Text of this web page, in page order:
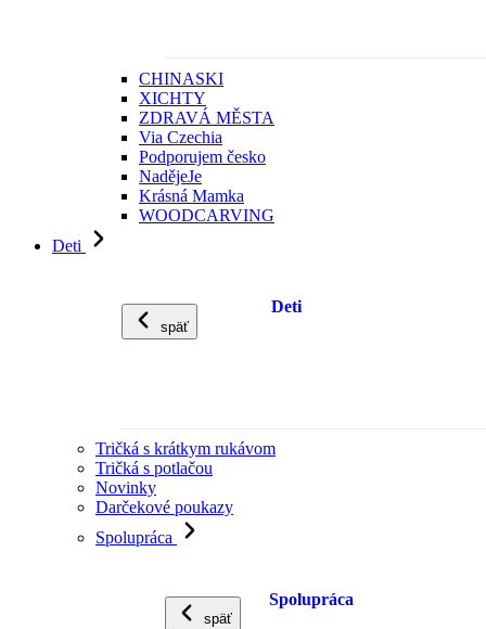
CHINASKI
XICHTY
ZDRAVÁ MĚSTA
Via Czechia
Podporujem česko
NadějeJe
Krásná Mamka
WOODCARVING
Deti
späť
Deti
Tričká s krátkym rukávom
Tričká s potlačou
Novinky
Darčekové poukazy
Spolupráca
späť
Spolupráca